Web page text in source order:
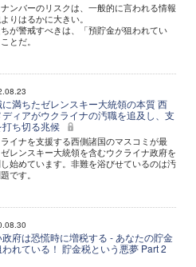
ンバーのリスクは、一般的に言われる情報
りはるかに大きい。
が警戒すべきは、「預貯金が狙われてい
とだ。
満ちたゼレンスキー大統領の本質 西
ィアがウクライナの汚職を追及し、支
打ち切る兆候
イナを支援する西側諸国のマスコミが最
レンスキー大統領を含むウクライナ政府を
始めています。非難を浴びせているのは汚
です。
府は恐慌時に増税する - あなたの貯金
れている！ 貯金税という悪夢 Part 2